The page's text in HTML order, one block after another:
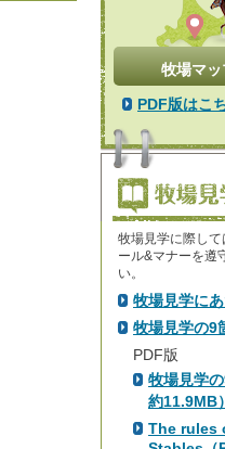
牧場マッ
PDF版はこ
牧場見学に際し
ール&マナーを遵
い。
牧場見学に
牧場見学の9
PDF版
牧場見学
約11.9MB
The rules